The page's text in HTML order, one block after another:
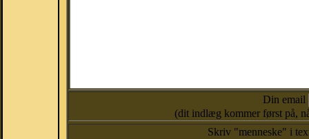
Din email
(dit indlæg kommer først på,
Skriv "menneske" i